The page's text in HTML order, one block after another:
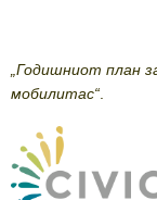
„Годишниот план
мобилитас“